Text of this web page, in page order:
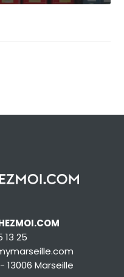
13 25
Marseille